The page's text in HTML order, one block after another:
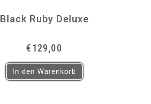
Black Ruby Deluxe
€ 129,00
In den Warenkorb